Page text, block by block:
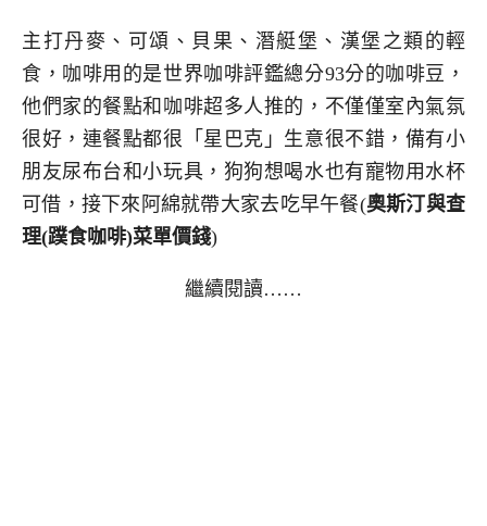
主打丹麥、可頌、貝果、潛艇堡、漢堡之類的輕
食，咖啡用的是世界咖啡評鑑總分93分的咖啡豆，
他們家的餐點和咖啡超多人推的，不僅僅室內氣氛
很好，連餐點都很「星巴克」生意很不錯，備有小
朋友尿布台和小玩具，狗狗想喝水也有寵物用水杯
可借，接下來阿綿就帶大家去吃早午餐(奧斯汀與查
理(蹼食咖啡)菜單價錢)
繼續閱讀……